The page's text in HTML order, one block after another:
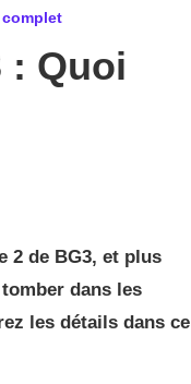
complet
: Quoi
2 de BG3, et plus
dans les
les détails dans ce